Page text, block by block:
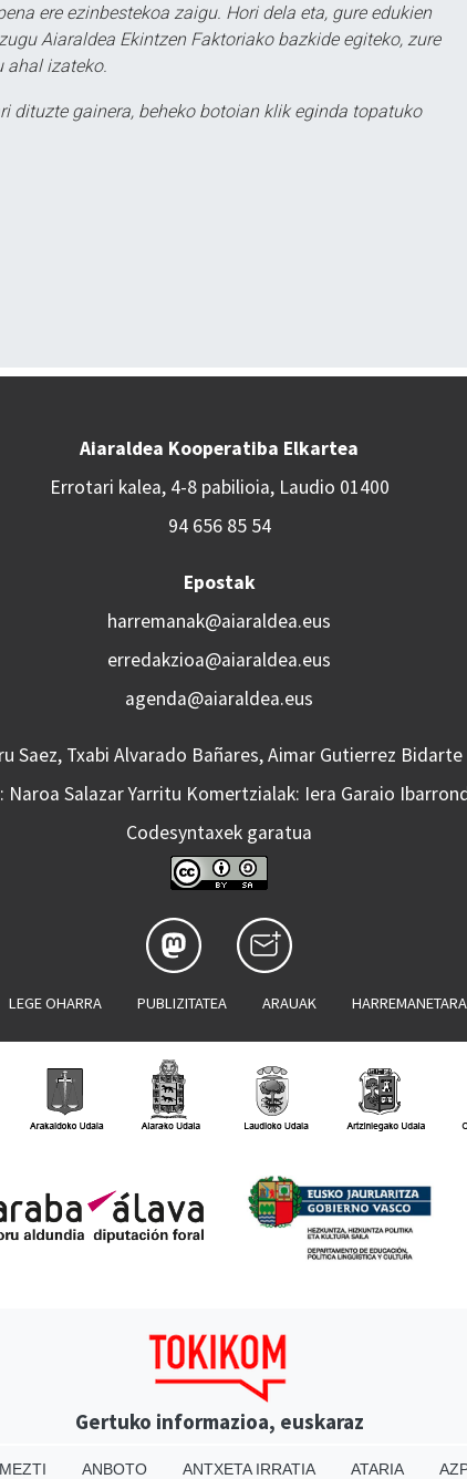
ere ezinbestekoa zaigu. Hori dela eta, gure edukien
Aiaraldea Ekintzen Faktoriako bazkide egiteko, zure
ahal izateko.
dituzte gainera, beheko botoian klik eginda topatuko
Aiaraldea Kooperatiba Elkartea
Errotari kalea, 4-8 pabilioia, Laudio 01400
94 656 85 54
Epostak
harremanak@aiaraldea.eus
erredakzioa@aiaraldea.eus
agenda@aiaraldea.eus
Saez, Txabi Alvarado Bañares, Aimar Gutierrez
Naroa Salazar Yarritu Komertzialak: Iera Garaio
Codesyntaxek garatua
LEGE OHARRA PUBLIZITATEA ARAUAK
Gertuko informazioa, euskaraz
ANBOTO ANTXETA IRRATIA ATARIA